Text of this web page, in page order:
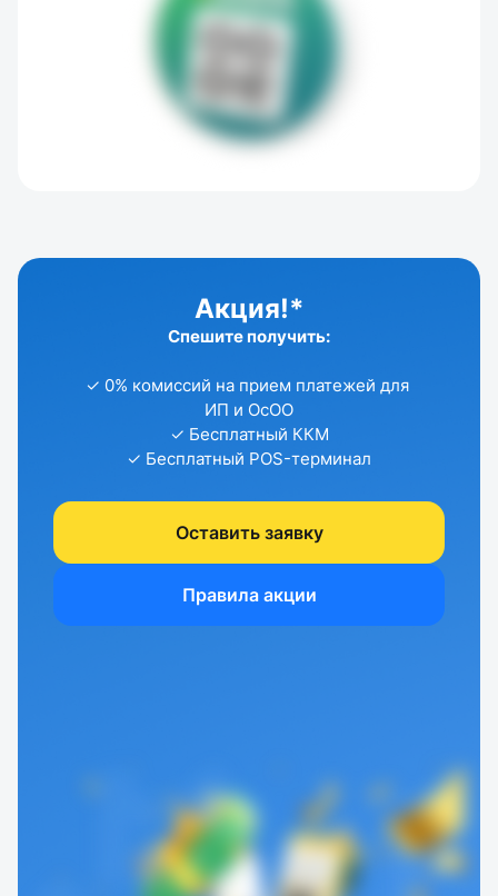
Акция!*
Спешите получить:
✓ 0% комиссий на прием платежей для
ИП и ОсОО
✓ Бесплатный ККМ
✓ Бесплатный POS-терминал
Оставить заявку
Правила акции